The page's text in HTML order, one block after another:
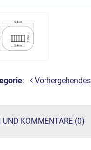
Vorhergehendes
UND KOMMENTARE (0)